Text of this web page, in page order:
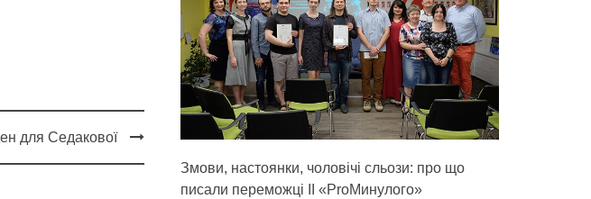
для Седакової
Змови, настоянки, чоловічі сльози: про що
писали переможці ІІ «ProМинулого»